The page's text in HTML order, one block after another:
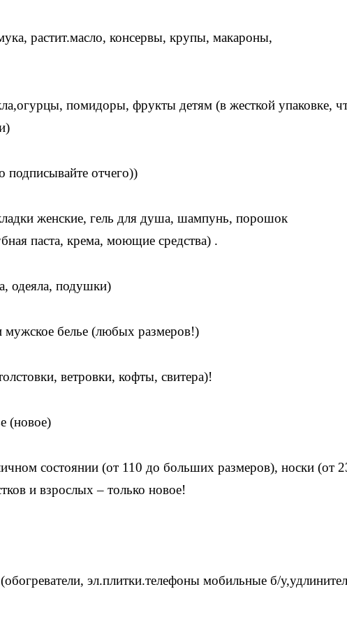
растит.масло, консервы, крупы, макароны,
помидоры, фрукты детям (в жесткой упаковке,
подписывайте отчего))
женские, гель для душа, шампунь, порошок
паста, крема, моющие средства) .
одеяла, подушки)
белье (любых размеров!)
ветровки, кофты, свитера)!
(новое)
состоянии (от 110 до больших размеров), носки (от
и взрослых – только новое!
эл.плитки.телефоны мобильные б/